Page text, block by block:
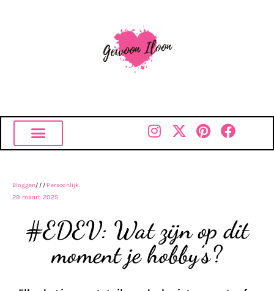
Bloggen/// Persoonlijk
29 maart 2025
#EDEV: Wat zijn op dit
moment je hobby’s?